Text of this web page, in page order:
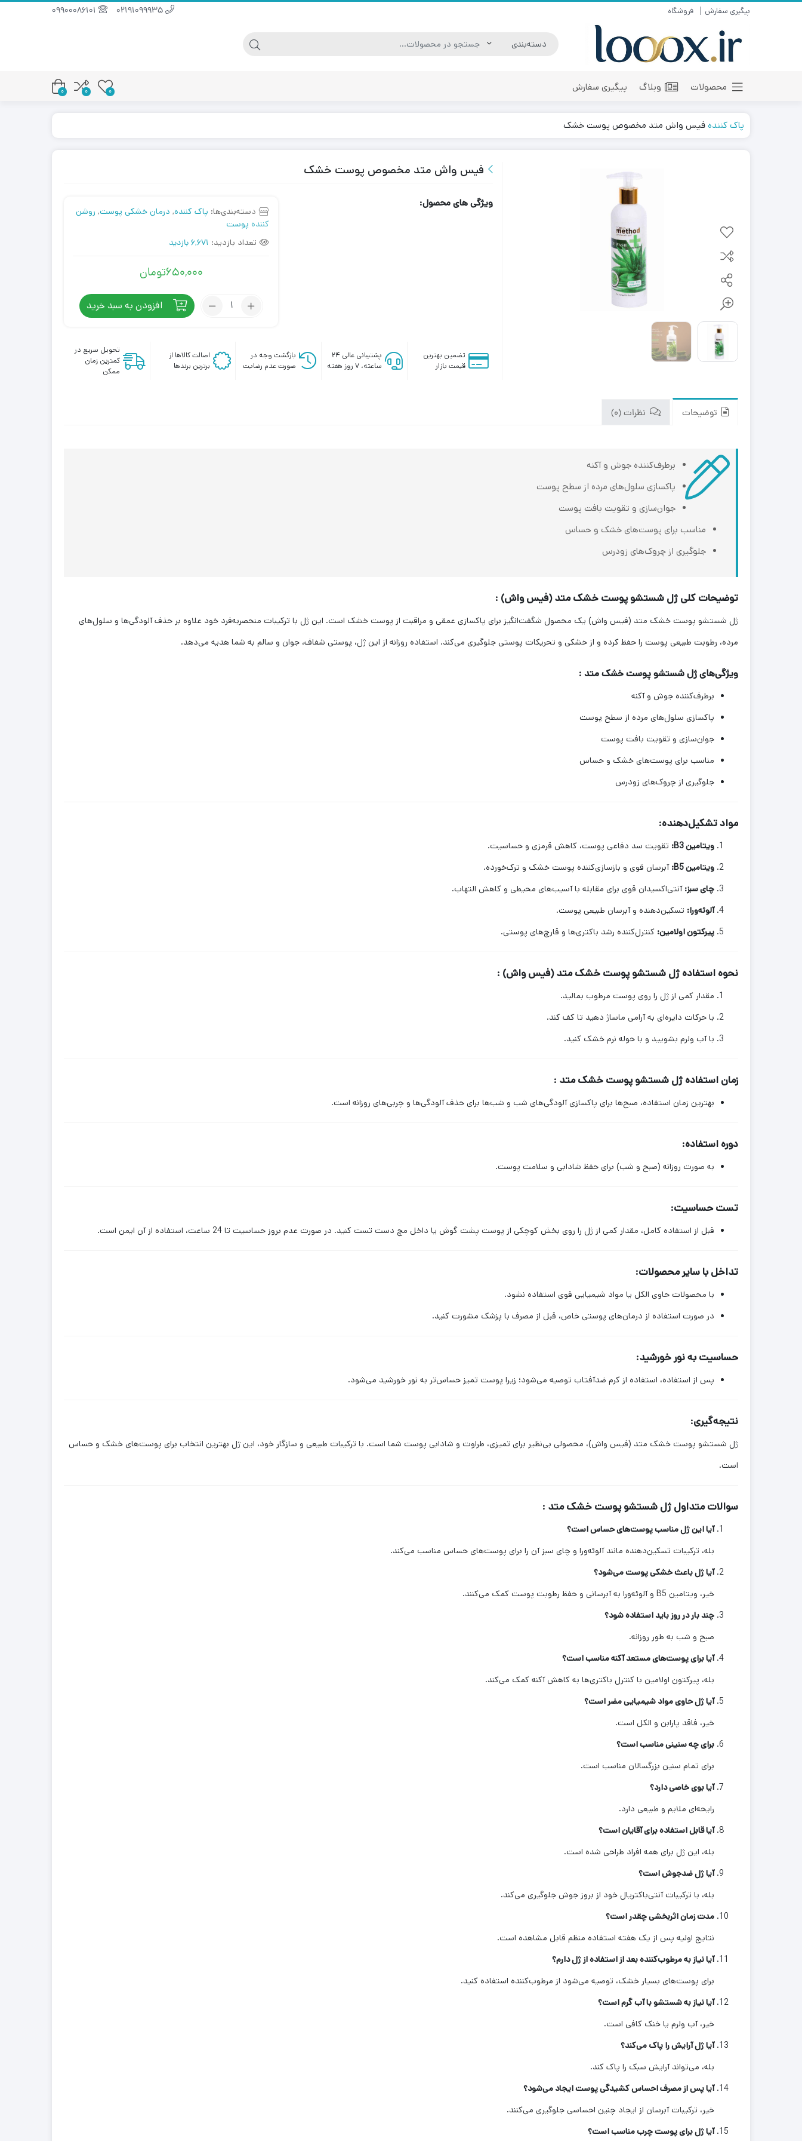
پیگیری سفارش فروشگاه
محصولات وبلاگ پیگیری سفارش 0
0
0
پاک کنندهفیس واش متد مخصوص پوست خشک
فیس واش متد مخصوص پوست خشک
ویژگی های محصول:
دسته‌بندی‌ها: پاک کننده, درمان خشکی پوست, روشن
کننده پوست
تعداد بازدید: 6,671 بازدید
650,000تومان
تعداد:
مخصوص
پوست
افزودن به سبد خرید
تضمین بهترین
قیمت بازار
پشتیبانی عالی ۲۴
ساعته، ۷ روز هفته
بازگشت وجه در
صورت عدم رضایت
اصالت کالاها از
برترین برندها
تحویل سریع در
کمترین زمان
ممکن
توضیحات نظرات (0)
برطرف‌کننده جوش و آکنه
پاکسازی سلول‌های مرده از سطح پوست
جوان‌سازی و تقویت بافت پوست
مناسب برای پوست‌های خشک و حساس
جلوگیری از چروک‌های زودرس
توضیحات کلی ژل شستشو پوست خشک متد (فیس واش) :
ژل شستشو پوست خشک متد (فیس واش) یک محصول شگفت‌انگیز برای پاکسازی عمقی و مراقبت از پوست خشک است. این ژل با ترکیبات منحصربه‌فرد خود علاوه بر حذف آلودگی‌ها و سلول‌های
مرده، رطوبت طبیعی پوست را حفظ کرده و از خشکی و تحریکات پوستی جلوگیری می‌کند. استفاده روزانه از این ژل، پوستی شفاف، جوان و سالم به شما هدیه می‌دهد.
ویژگی‌های ژل شستشو پوست خشک متد :
برطرف‌کننده جوش و آکنه
پاکسازی سلول‌های مرده از سطح پوست
جوان‌سازی و تقویت بافت پوست
مناسب برای پوست‌های خشک و حساس
جلوگیری از چروک‌های زودرس
مواد تشکیل‌دهنده:
ویتامین B3:
تقویت سد دفاعی پوست، کاهش قرمزی و حساسیت.
ویتامین B5:
آبرسان قوی و بازسازی‌کننده پوست خشک و ترک‌خورده.
چای سبز: آنتی‌اکسیدان قوی برای مقابله با آسیب‌های محیطی و کاهش التهاب.
آلوئه‌ورا: تسکین‌دهنده و آبرسان طبیعی پوست.
پیرکتون اولامین: کنترل‌کننده رشد باکتری‌ها و قارچ‌های پوستی.
نحوه استفاده ژل شستشو پوست خشک متد (فیس واش) :
مقدار کمی از ژل را روی پوست مرطوب بمالید.
با حرکات دایره‌ای به آرامی ماساژ دهید تا کف کند.
با آب ولرم بشویید و با حوله نرم خشک کنید.
زمان استفاده ژل شستشو پوست خشک متد :
بهترین زمان استفاده، صبح‌ها برای پاکسازی آلودگی‌های شب و شب‌ها برای حذف آلودگی‌ها و چربی‌های روزانه است.
دوره استفاده:
به صورت روزانه (صبح و شب) برای حفظ شادابی و سلامت پوست.
تست حساسیت:
قبل از استفاده کامل، مقدار کمی از ژل را روی بخش کوچکی از پوست پشت گوش یا داخل مچ دست تست کنید. در صورت عدم بروز حساسیت تا 24 ساعت، استفاده از آن ایمن است.
تداخل با سایر محصولات:
با محصولات حاوی الکل یا مواد شیمیایی قوی استفاده نشود.
در صورت استفاده از درمان‌های پوستی خاص، قبل از مصرف با پزشک مشورت کنید.
حساسیت به نور خورشید:
پس از استفاده، استفاده از کرم ضدآفتاب توصیه می‌شود؛ زیرا پوست تمیز حساس‌تر به نور خورشید می‌شود.
نتیجه‌گیری:
ژل شستشو پوست خشک متد (فیس واش)، محصولی بی‌نظیر برای تمیزی، طراوت و شادابی پوست شما است. با ترکیبات طبیعی و سازگار خود، این ژل بهترین انتخاب برای پوست‌های خشک و حساس
است.
سوالات متداول ژل شستشو پوست خشک متد :
آیا این ژل مناسب پوست‌های حساس است؟
بله، ترکیبات تسکین‌دهنده مانند آلوئه‌ورا و چای سبز آن را برای پوست‌های حساس مناسب می‌کند.
آیا ژل باعث خشکی پوست می‌شود؟
خیر، ویتامین B5 و آلوئه‌ورا به آبرسانی و حفظ رطوبت پوست کمک می‌کنند.
چند بار در روز باید استفاده شود؟
صبح و شب به طور روزانه.
آیا برای پوست‌های مستعد آکنه مناسب است؟
بله، پیرکتون اولامین با کنترل باکتری‌ها به کاهش آکنه کمک می‌کند.
آیا ژل حاوی مواد شیمیایی مضر است؟
خیر، فاقد پارابن و الکل است.
برای چه سنینی مناسب است؟
برای تمام سنین بزرگسالان مناسب است.
آیا بوی خاصی دارد؟
رایحه‌ای ملایم و طبیعی دارد.
آیا قابل استفاده برای آقایان است؟
بله، این ژل برای همه افراد طراحی شده است.
آیا ژل ضدجوش است؟
بله، با ترکیبات آنتی‌باکتریال خود از بروز جوش جلوگیری می‌کند.
مدت زمان اثربخشی چقدر است؟
نتایج اولیه پس از یک هفته استفاده منظم قابل مشاهده است.
آیا نیاز به مرطوب‌کننده بعد از استفاده از ژل دارم؟
برای پوست‌های بسیار خشک، توصیه می‌شود از مرطوب‌کننده استفاده کنید.
آیا نیاز به شستشو با آب گرم است؟
خیر، آب ولرم یا خنک کافی است.
آیا ژل آرایش را پاک می‌کند؟
بله، می‌تواند آرایش سبک را پاک کند.
آیا پس از مصرف احساس کشیدگی پوست ایجاد می‌شود؟
خیر، ترکیبات آبرسان از ایجاد چنین احساسی جلوگیری می‌کنند.
آیا ژل برای پوست چرب مناسب است؟